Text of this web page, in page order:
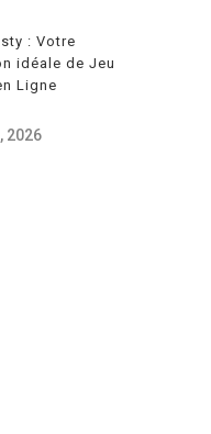
: Votre
idéale de Jeu
Ligne
2026